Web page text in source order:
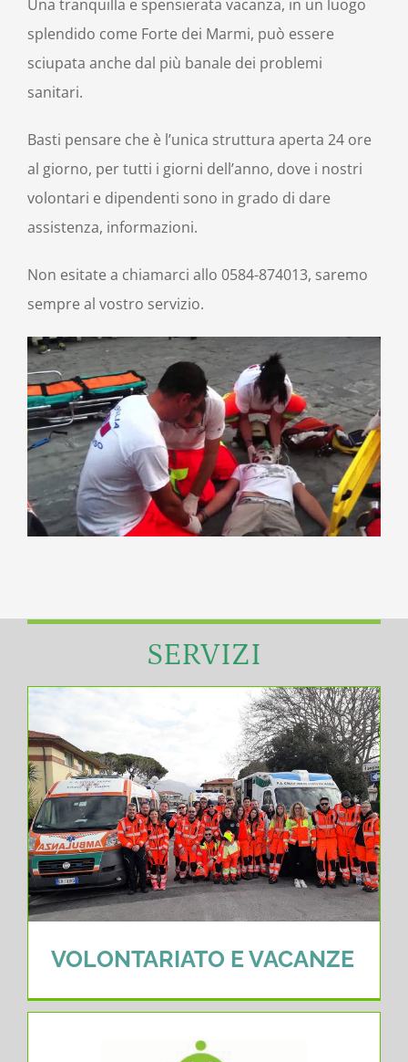
Una tranquilla e spensierata vacanza, in un luogo
splendido come Forte dei Marmi, può essere
sciupata anche dal più banale dei problemi
sanitari.
Basti pensare che è l’unica struttura aperta 24 ore
al giorno, per tutti i giorni dell’anno, dove i nostri
volontari e dipendenti sono in grado di dare
assistenza, informazioni.
Non esitate a chiamarci allo 0584-874013, saremo
sempre al vostro servizio.
SERVIZI
VOLONTARIATO E VACANZE